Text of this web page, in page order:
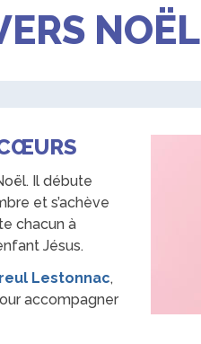
NOËL
Il débute
et s’achève
chacun à
Jésus.
Lestonnac,
accompagner